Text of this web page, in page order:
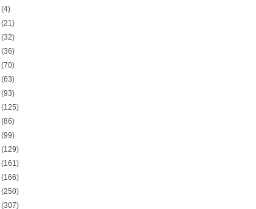
(4)
(21)
(32)
(36)
(70)
(63)
(93)
(125)
(86)
(99)
(129)
(161)
(166)
(250)
(307)